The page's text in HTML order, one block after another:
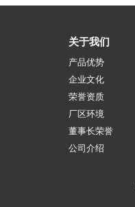
关于我们
产品优势
企业文化
荣誉资质
厂区环境
董事长荣誉
公司介绍